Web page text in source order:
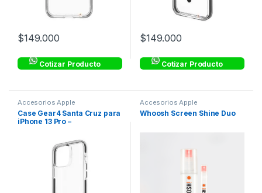
$149.000
Cotizar Producto
$149.000
Cotizar Producto
Accesorios Apple
Case Gear4 Santa Cruz para
iPhone 13 Pro –
Accesorios Apple
Whoosh Screen Shine Duo